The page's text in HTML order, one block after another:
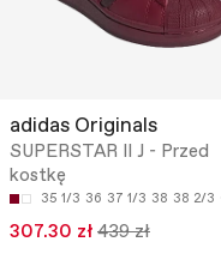
adidas Originals
SUPERSTAR II J - Przed
kostkę
35 1/3 36 37 1/3 38 38 2/3
307.30 zł 439 zł